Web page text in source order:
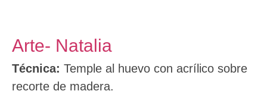
Arte- Natalia
Técnica: Temple al huevo con acrílico sobre
recorte de madera.